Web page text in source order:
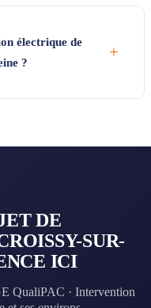
électrique de
?
+
DE
SUR-
ICI
QualiPAC · Intervention